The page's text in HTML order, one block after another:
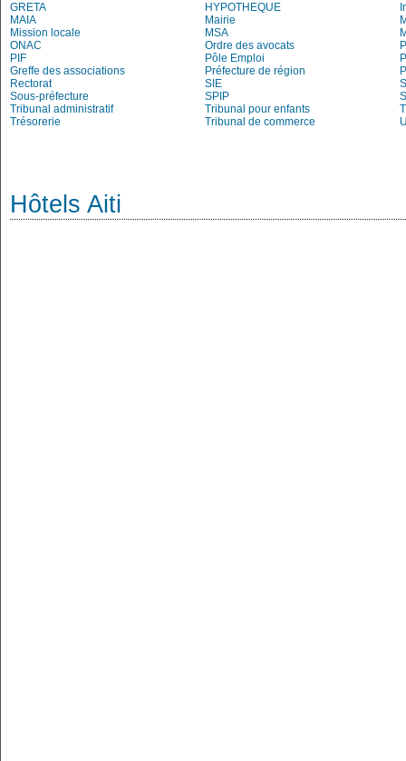
GRETA
HYPOTHEQUE
MAIA
Mairie
Mission locale
MSA
ONAC
Ordre des avocats
PIF
Pôle Emploi
Greffe des associations
Préfecture de région
Rectorat
SIE
Sous-préfecture
SPIP
Tribunal administratif
Tribunal pour enfants
Trésorerie
Tribunal de commerce
Hôtels Aiti